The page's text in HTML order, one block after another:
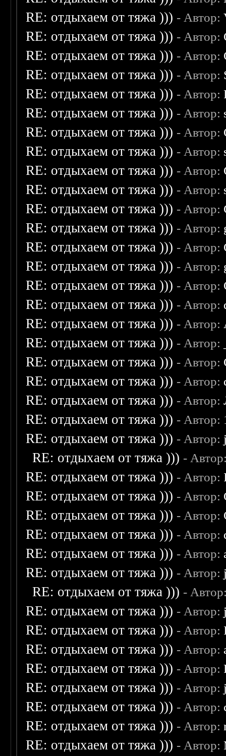
RE: отдыхаем от тяжа ))) - Автор:
RE: отдыхаем от тяжа ))) - Автор:
RE: отдыхаем от тяжа ))) - Автор:
RE: отдыхаем от тяжа ))) - Автор:
RE: отдыхаем от тяжа ))) - Автор:
RE: отдыхаем от тяжа ))) - Автор:
RE: отдыхаем от тяжа ))) - Автор:
RE: отдыхаем от тяжа ))) - Автор:
RE: отдыхаем от тяжа ))) - Автор:
RE: отдыхаем от тяжа ))) - Автор:
RE: отдыхаем от тяжа ))) - Автор:
RE: отдыхаем от тяжа ))) - Автор:
RE: отдыхаем от тяжа ))) - Автор:
RE: отдыхаем от тяжа ))) - Автор:
RE: отдыхаем от тяжа ))) - Автор:
RE: отдыхаем от тяжа ))) - Автор:
RE: отдыхаем от тяжа ))) - Автор:
RE: отдыхаем от тяжа ))) - Автор:
RE: отдыхаем от тяжа ))) - Автор:
RE: отдыхаем от тяжа ))) - Автор:
RE: отдыхаем от тяжа ))) - Автор:
RE: отдыхаем от тяжа ))) - Автор:
RE: отдыхаем от тяжа ))) - Автор:
RE: отдыхаем от тяжа ))) -
RE: отдыхаем от тяжа ))) - Автор:
RE: отдыхаем от тяжа ))) - Автор:
RE: отдыхаем от тяжа ))) - Автор:
RE: отдыхаем от тяжа ))) - Автор:
RE: отдыхаем от тяжа ))) - Автор:
RE: отдыхаем от тяжа ))) - Автор:
RE: отдыхаем от тяжа ))) -
RE: отдыхаем от тяжа ))) - Автор:
RE: отдыхаем от тяжа ))) - Автор:
RE: отдыхаем от тяжа ))) - Автор:
RE: отдыхаем от тяжа ))) - Автор:
RE: отдыхаем от тяжа ))) - Автор:
RE: отдыхаем от тяжа ))) - Автор:
RE: отдыхаем от тяжа ))) - Автор:
RE: отдыхаем от тяжа ))) - Автор: